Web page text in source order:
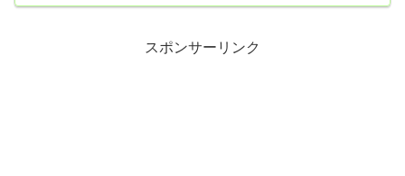
ラーメンの大盛り、お腹いっぱい食べたい～。
スポンサーリンク